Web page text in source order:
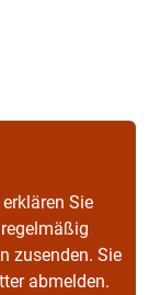
Sie
zusenden. Sie
abmelden.